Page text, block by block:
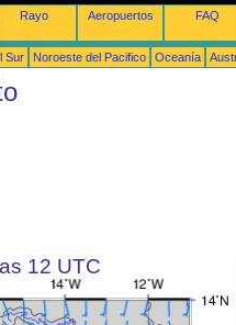
Rayo Aeropuertos FAQ
Sur Noroeste del Pacifico Oceanía
12 UTC